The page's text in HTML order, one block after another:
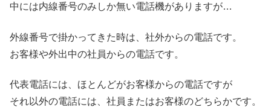
中には内線番号のみしか無い電話機がありますが…
外線番号で掛かってきた時は、社外からの電話です。
お客様や外出中の社員からの電話です。
代表電話には、ほとんどがお客様からの電話ですが
それ以外の電話には、社員またはお客様のどちらかです。